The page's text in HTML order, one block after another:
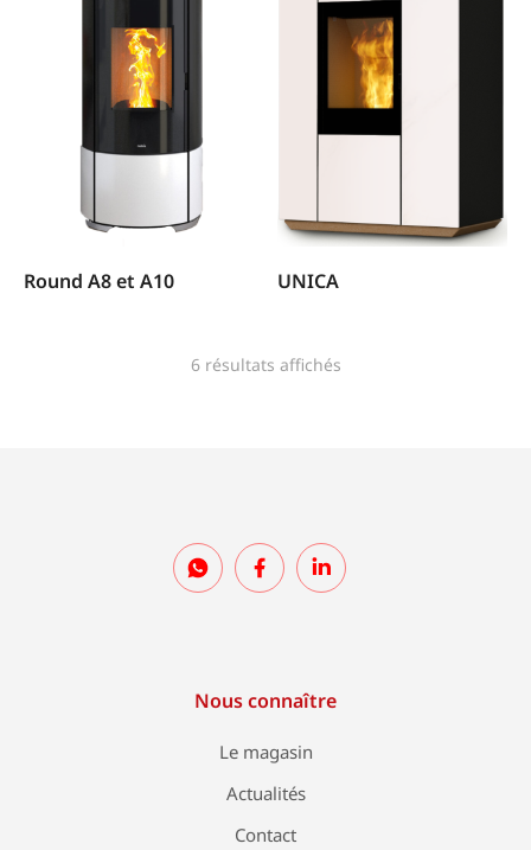
Round A8 et A10 UNICA
6 résultats affichés
Nous connaître
Le magasin
Actualités
Contact